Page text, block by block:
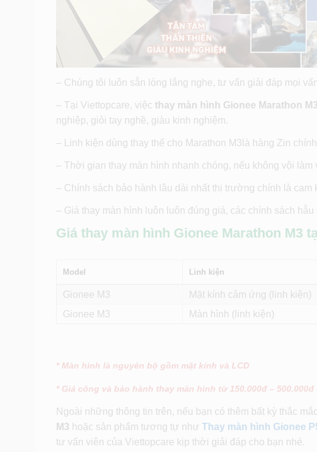
– Chúng tôi luôn sẵn lòng lắng nghe, tư vấn giải đáp mọi
– Tại Viettopcare, việc thay màn hình Gionee Marathon M3
nghiệp, giỏi tay nghề, giàu kinh nghiệm.
– Linh kiện dùng thay thế cho Marathon M3là hàng Zin
– Thời gian thay màn hình nhanh chóng, nếu không vội
– Chính sách bảo hành lâu dài nhất thị trường chính là
– Giá thay màn hình luôn luôn đúng giá, các chính sách hẫu
Giá thay màn hình Gionee Marathon M3
Model Linh kiện
Gionee M3 Mặt kính cảm ứng (linh kiện)
Gionee M3
Màn hình (linh kiện)
* Màn hình là nguyên bộ gồm mặt kính và LCD
* Giá công và bảo hành thay màn hình từ 150.000đ –
Ngoài những thông tin trên, nếu bạn có thêm bất kỳ thắc
M3 hoặc sản phẩm tương tự như Thay màn hình Gionee
tư vấn viên của Viettopcare kịp thời giải đáp cho bạn nhé.